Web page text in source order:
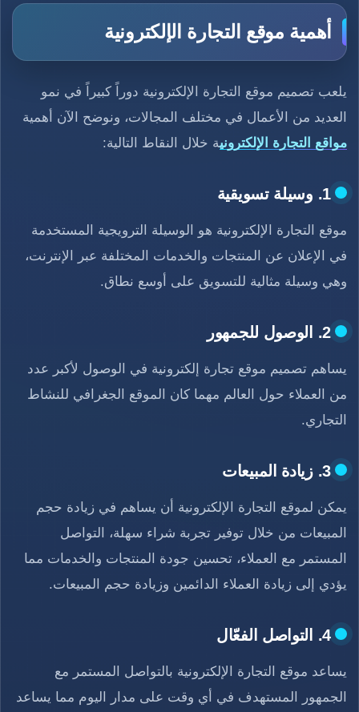
أهمية موقع التجارة الإلكترونية
يلعب تصميم موقع التجارة الإلكترونية دوراً كبيراً في نمو
العديد من الأعمال في مختلف المجالات، ونوضح الآن أهمية
مواقع التجارة الإلكترونية خلال النقاط التالية:
1. وسيلة تسويقية
موقع التجارة الإلكترونية هو الوسيلة الترويجية المستخدمة
في الإعلان عن المنتجات والخدمات المختلفة عبر الإنترنت،
وهي وسيلة مثالية للتسويق على أوسع نطاق.
2. الوصول للجمهور
يساهم تصميم موقع تجارة إلكترونية في الوصول لأكبر عدد
من العملاء حول العالم مهما كان الموقع الجغرافي للنشاط
التجاري.
3. زيادة المبيعات
يمكن لموقع التجارة الإلكترونية أن يساهم في زيادة حجم
المبيعات من خلال توفير تجربة شراء سهلة، التواصل
المستمر مع العملاء، تحسين جودة المنتجات والخدمات مما
يؤدي إلى زيادة العملاء الدائمين وزيادة حجم المبيعات.
4. التواصل الفعّال
يساعد موقع التجارة الإلكترونية بالتواصل المستمر مع
الجمهور المستهدف في أي وقت على مدار اليوم مما يساعد